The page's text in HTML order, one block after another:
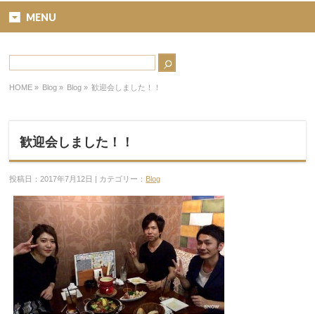
MENU
HOME » Blog » Blog » 歓迎会しました！！
歓迎会しました！！
投稿日：2017年7月12日 | カテゴリー： Blog